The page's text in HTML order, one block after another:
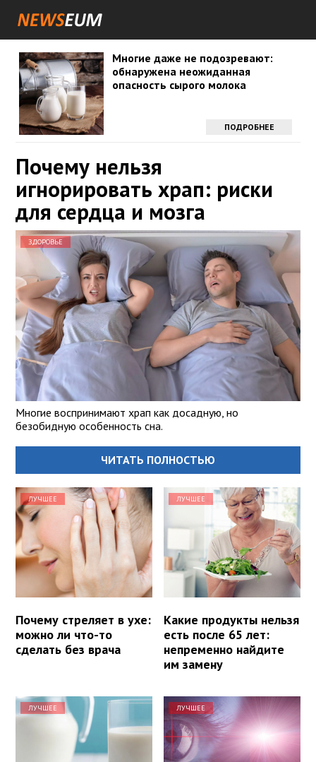
Многие даже не подозревают:
обнаружена неожиданная
опасность сырого молока
ПОДРОБНЕЕ
Почему нельзя
игнорировать храп: риски
для сердца и мозга
ЗДОРОВЬЕ
Многие воспринимают храп как досадную, но
безобидную особенность сна.
ЧИТАТЬ ПОЛНОСТЬЮ
ЛУЧШЕЕ
Почему стреляет в ухе:
можно ли что-то
сделать без врача
ЛУЧШЕЕ
Какие продукты нельзя
есть после 65 лет:
непременно найдите
им замену
ЛУЧШЕЕ ЛУЧШЕЕ